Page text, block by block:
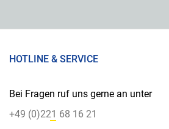
HOTLINE & SERVICE
Bei Fragen ruf uns gerne an unter
+49 (0)221 68 16 21